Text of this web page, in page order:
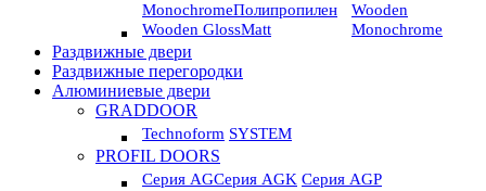
MonochromeПолипропилен
Wooden GlossMatt
Wooden
Monochrome
Раздвижные двери
Раздвижные перегородки
Алюминиевые двери
GRADDOOR
Technoform SYSTEM
PROFIL DOORS
Серия AGСерия AGK Серия AGP